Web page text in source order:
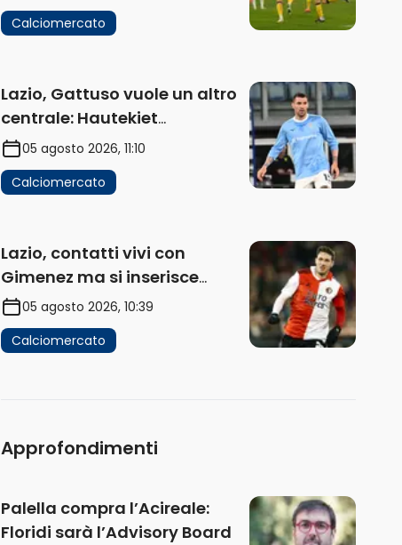
Calciomercato
Lazio, Gattuso vuole un altro
centrale: Hautekiet
operazione difficile.
Domenica la deadline per
Romagnoli
05 agosto 2026, 11:10
Calciomercato
Lazio, contatti vivi con
Gimenez ma si inserisce
anche il Porto. Sullo sfondo
Ivanovic e Pinamonti
05 agosto 2026, 10:39
Calciomercato
Approfondimenti
Palella compra l’Acireale:
Floridi sarà l’Advisory Board